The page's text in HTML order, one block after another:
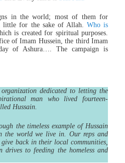
in the world; most of them for
little for the sake of Allah. Who is
is created for spiritual purposes.
of Imam Hussein, the third Imam
of Ashura…. The campaign is
dedicated to letting the
man who lived fourteen-
Hussain.
the timeless example of Hussain
the world we live in. Our reps and
give back in their local communities,
drives to feeding the homeless and